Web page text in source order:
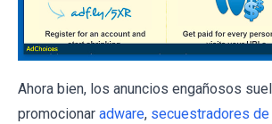
Ahora bien, los anuncios engañosos
promocionar adware, secuestradores de